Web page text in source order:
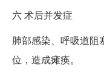
六术后并发症
肺部感染、呼吸道阻
位，造成瘫痪。